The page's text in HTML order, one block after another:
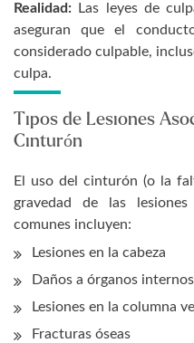
Realidad: Las leyes de
aseguran que el
considerado culpable,
culpa.
Tipos de Lesiones
Cinturón
El uso del cinturón (o la
gravedad de las lesiones
comunes incluyen:
Lesiones en la cabeza
Daños a órganos internos
Lesiones en la columna
Fracturas óseas